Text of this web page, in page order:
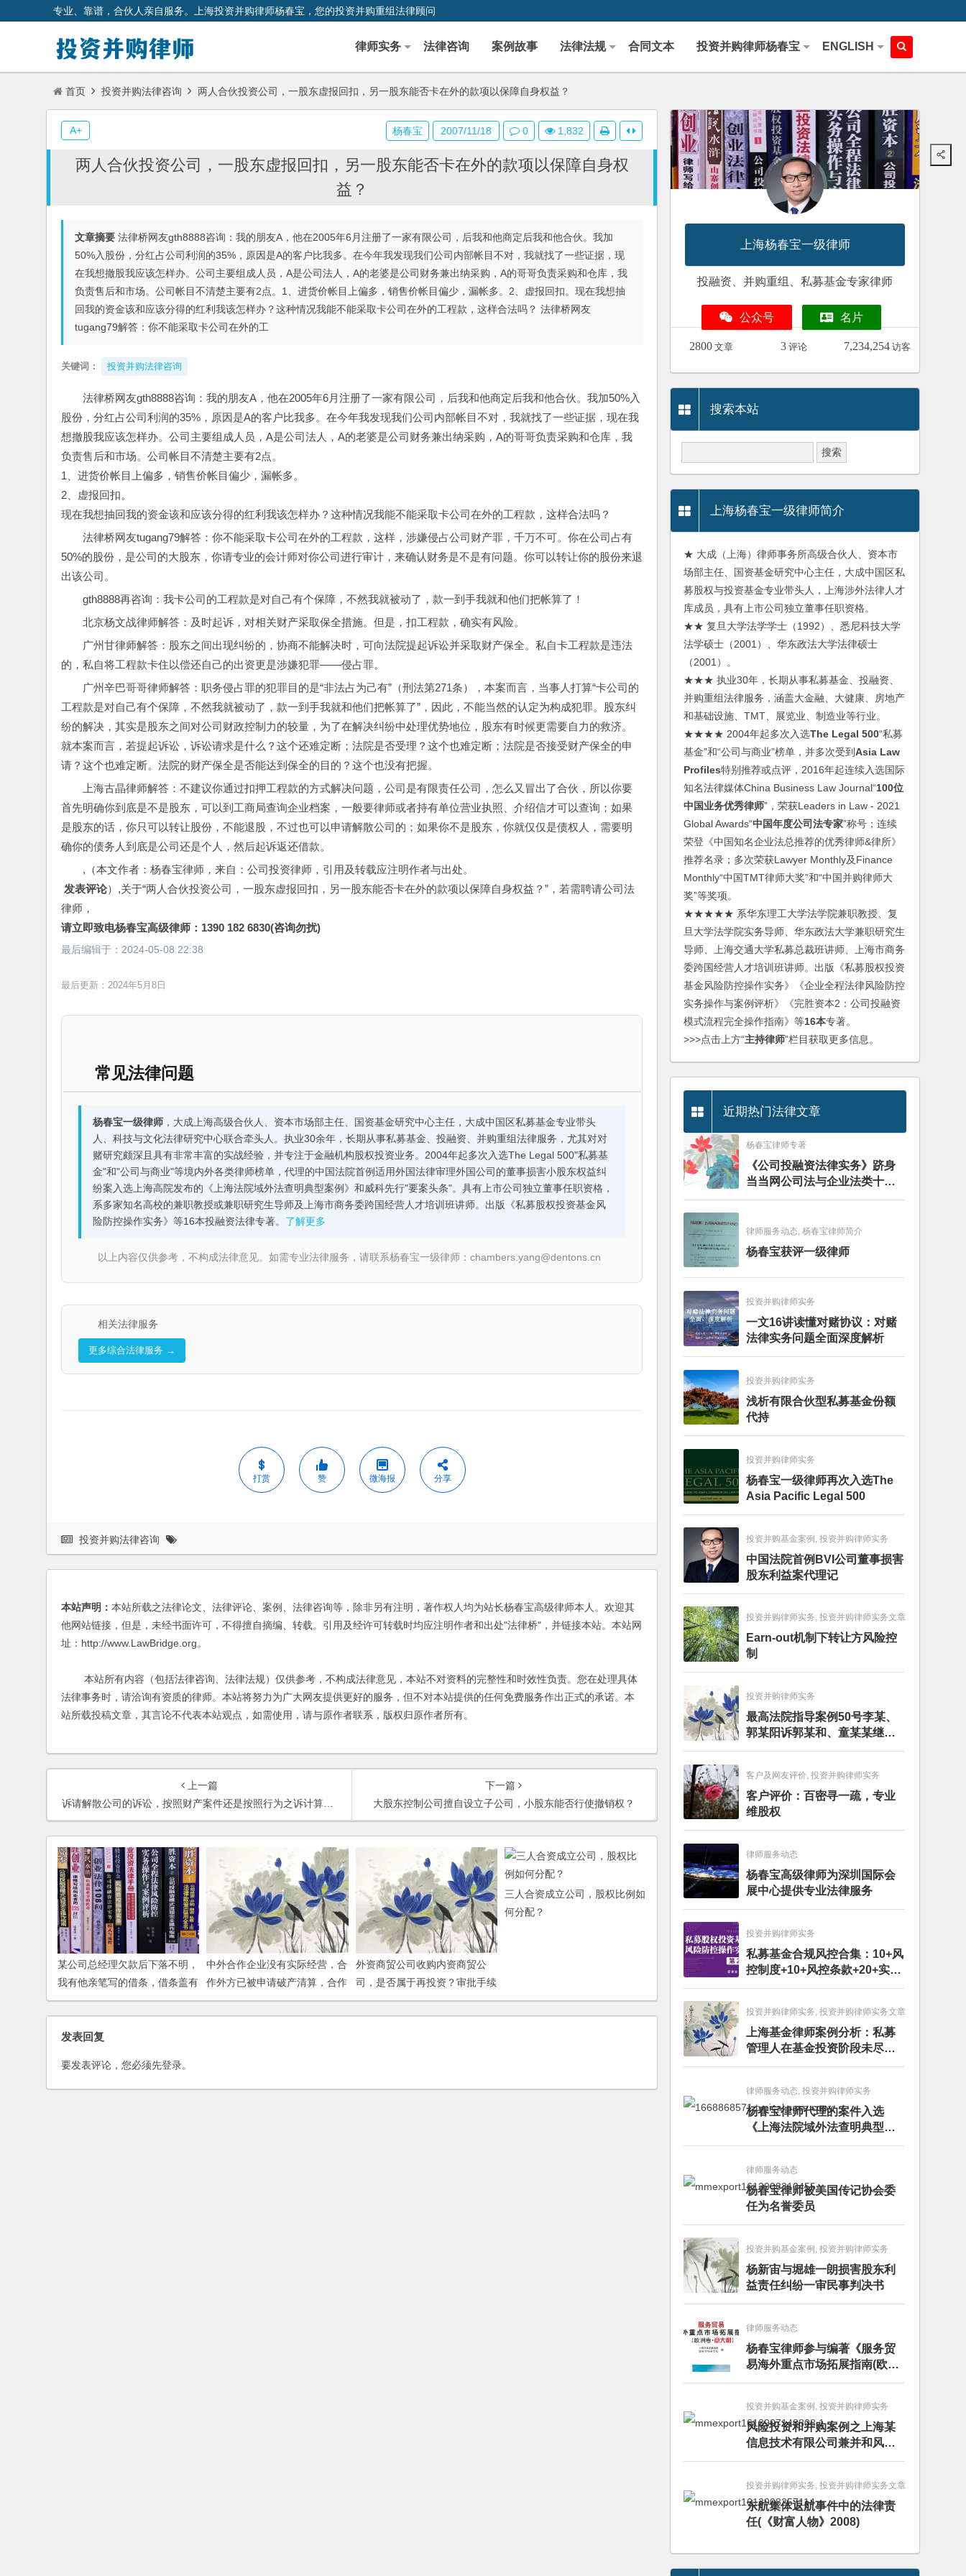
专业、靠谱，合伙人亲自服务。上海投资并购律师杨春宝，您的投资并购重组法律顾问
律师实务 法律咨询 案例故事 法律法规 合同文本 投资并购律师杨春宝 ENGLISH
首页 投资并购法律咨询 两人合伙投资公司，一股东虚报回扣，另一股东能否卡在外的款项以保障自身权益？
两人合伙投资公司，一股东虚报回扣，另一股东能否卡在外的款项以保障自身权
益？
文章摘要 法律桥网友gth8888咨询：我的朋友A，他在2005年6月注册了一家有限公司，后我和他商定后我和他合伙。我加
50%入股份，分红占公司利润的35%，原因是A的客户比我多。在今年我发现我们公司内部帐目不对，我就找了一些证据，现
在我想撤股我应该怎样办。公司主要组成人员，A是公司法人，A的老婆是公司财务兼出纳采购，A的哥哥负责采购和仓库，我
负责售后和市场。公司帐目不清楚主要有2点。1、进货价帐目上偏多，销售价帐目偏少，漏帐多。2、虚报回扣。现在我想抽
回我的资金该和应该分得的红利我该怎样办？这种情况我能不能采取卡公司在外的工程款，这样合法吗？ 法律桥网友
tugang79解答：你不能采取卡公司在外的工
关键词： 投资并购法律咨询
法律桥网友gth8888咨询：我的朋友A，他在2005年6月注册了一家有限公司，后我和他商定后我和他合伙。我加50%入
股份，分红占公司利润的35%，原因是A的客户比我多。在今年我发现我们公司内部帐目不对，我就找了一些证据，现在我
想撤股我应该怎样办。公司主要组成人员，A是公司法人，A的老婆是公司财务兼出纳采购，A的哥哥负责采购和仓库，我
负责售后和市场。公司帐目不清楚主要有2点。
1、进货价帐目上偏多，销售价帐目偏少，漏帐多。
2、虚报回扣。
现在我想抽回我的资金该和应该分得的红利我该怎样办？这种情况我能不能采取卡公司在外的工程款，这样合法吗？
法律桥网友tugang79解答：你不能采取卡公司在外的工程款，这样，涉嫌侵占公司财产罪，千万不可。你在公司占有
50%的股份，是公司的大股东，你请专业的会计师对你公司进行审计，来确认财务是不是有问题。你可以转让你的股份来退
出该公司。
gth8888再咨询：我卡公司的工程款是对自己有个保障，不然我就被动了，款一到手我就和他们把帐算了！
北京杨文战律师解答：及时起诉，对相关财产采取保全措施。但是，扣工程款，确实有风险。
广州甘律师解答：股东之间出现纠纷的，协商不能解决时，可向法院提起诉讼并采取财产保全。私自卡工程款是违法
的，私自将工程款卡住以偿还自己的出资更是涉嫌犯罪――侵占罪。
广州辛巴哥哥律师解答：职务侵占罪的犯罪目的是“非法占为己有”（刑法第271条），本案而言，当事人打算“卡公司的
工程款是对自己有个保障，不然我就被动了，款一到手我就和他们把帐算了”，因此，不能当然的认定为构成犯罪。股东纠
纷的解决，其实是股东之间对公司财政控制力的较量，为了在解决纠纷中处理优势地位，股东有时候更需要自力的救济。
就本案而言，若提起诉讼，诉讼请求是什么？这个还难定断；法院是否受理？这个也难定断；法院是否接受财产保全的申
请？这个也难定断。法院的财产保全是否能达到保全的目的？这个也没有把握。
上海古晶律师解答：不建议你通过扣押工程款的方式解决问题，公司是有限责任公司，怎么又冒出了合伙，所以你要
首先明确你到底是不是股东，可以到工商局查询企业档案，一般要律师或者持有单位营业执照、介绍信才可以查询；如果
是股东的话，你只可以转让股份，不能退股，不过也可以申请解散公司的；如果你不是股东，你就仅仅是债权人，需要明
确你的债务人到底是公司还是个人，然后起诉返还借款。
,（本文作者：杨春宝律师，来自：公司投资律师，引用及转载应注明作者与出处。
发表评论）,关于“两人合伙投资公司，一股东虚报回扣，另一股东能否卡在外的款项以保障自身权益？”，若需聘请公司法
律师，
请立即致电杨春宝高级律师：1390 182 6830(咨询勿扰)
最后编辑于： 2024-05-08 22:38
最后更新：2024年5月8日
常见法律问题
杨春宝一级律师，大成上海高级合伙人、资本市场部主任、国资基金研究中心主任，大成中国区私募基金专业带头
人、科技与文化法律研究中心联合牵头人。执业30余年，长期从事私募基金、投融资、并购重组法律服务，尤其对对
赌研究颇深且具有非常丰富的实战经验，并专注于金融机构股权投资业务。2004年起多次入选The Legal 500"私募基
金"和"公司与商业"等境内外各类律师榜单，代理的中国法院首例适用外国法律审理外国公司的董事损害小股东权益纠
纷案入选上海高院发布的《上海法院域外法查明典型案例》和威科先行"要案头条"。具有上市公司独立董事任职资格，
系多家知名高校的兼职教授或兼职研究生导师及上海市商务委跨国经营人才培训班讲师。出版《私募股权投资基金风
险防控操作实务》等16本投融资法律专著。 了解更多
以上内容仅供参考，不构成法律意见。如需专业法律服务，请联系杨春宝一级律师：chambers.yang@dentons.cn
相关法律服务
更多综合法律服务 →
打赏 赞 微海报 分享
杨春宝 2007/11/18 0 1,832
A+
投资并购法律咨询
本站声明： 本站所载之法律论文、法律评论、案例、法律咨询等，除非另有注明，著作权人均为站长杨春宝高级律师本人。欢迎其
他网站链接，但是，未经书面许可，不得擅自摘编、转载。引用及经许可转载时均应注明作者和出处"法律桥"，并链接本站。本站网
址：http://www.LawBridge.org。
本站所有内容（包括法律咨询、法律法规）仅供参考，不构成法律意见，本站不对资料的完整性和时效性负责。您在处理具体
法律事务时，请洽询有资质的律师。本站将努力为广大网友提供更好的服务，但不对本站提供的任何免费服务作出正式的承诺。本
站所载投稿文章，其言论不代表本站观点，如需使用，请与原作者联系，版权归原作者所有。
上一篇
诉请解散公司的诉讼，按照财产案件还是按照行为之诉计算诉讼费？
下一篇
大股东控制公司擅自设立子公司，小股东能否行使撤销权？
某公司总经理欠款后下落不明，
我有他亲笔写的借条，借条盖有
公章，如何追债？
中外合作企业没有实际经营，合
作外方已被申请破产清算，合作
中方是否可以单方决定企业解散
清算？
外资商贸公司收购内资商贸公
司，是否属于再投资？审批手续
怎样办理？
三人合资成立公司，股权比例如
何分配？
发表回复
要发表评论，您必须先登录。
上海杨春宝一级律师
投融资、并购重组、私募基金专家律师
公众号 名片
2800 文章 3 评论 7,234,254 访客
搜索本站
上海杨春宝一级律师简介
★ 大成（上海）律师事务所高级合伙人、资本市
场部主任、国资基金研究中心主任，大成中国区私
募股权与投资基金专业带头人，上海涉外法律人才
库成员，具有上市公司独立董事任职资格。
★★ 复旦大学法学学士（1992）、悉尼科技大学
法学硕士（2001）、华东政法大学法律硕士
（2001）。
★★★ 执业30年，长期从事私募基金、投融资、
并购重组法律服务，涵盖大金融、大健康、房地产
和基础设施、TMT、展览业、制造业等行业。
★★★★ 2004年起多次入选The Legal 500“私募
基金”和“公司与商业”榜单，并多次受到Asia Law
Profiles特别推荐或点评，2016年起连续入选国际
知名法律媒体China Business Law Journal“100位
中国业务优秀律师”，荣获Leaders in Law - 2021
Global Awards“中国年度公司法专家”称号；连续
荣登《中国知名企业法总推荐的优秀律师&律所》
推荐名录；多次荣获Lawyer Monthly及Finance
Monthly“中国TMT律师大奖”和“中国并购律师大
奖”等奖项。
★★★★★ 系华东理工大学法学院兼职教授、复
旦大学法学院实务导师、华东政法大学兼职研究生
导师、上海交通大学私募总裁班讲师、上海市商务
委跨国经营人才培训班讲师。出版《私募股权投资
基金风险防控操作实务》《企业全程法律风险防控
实务操作与案例评析》《完胜资本2：公司投融资
模式流程完全操作指南》等16本专著。
>>>点击上方“主持律师”栏目获取更多信息。
近期热门法律文章
杨春宝律师专著
《公司投融资法律实务》跻身
当当网公司法与企业法类十大
畅销图书榜
律师服务动态, 杨春宝律师简介
杨春宝获评一级律师
投资并购律师实务
一文16讲读懂对赌协议：对赌
法律实务问题全面深度解析
投资并购律师实务
浅析有限合伙型私募基金份额
代持
投资并购律师实务
杨春宝一级律师再次入选The
Asia Pacific Legal 500
投资并购基金案例, 投资并购律师实务
中国法院首例BVI公司董事损害
股东利益案代理记
投资并购律师实务, 投资并购律师实务文章
Earn-out机制下转让方风险控
制
投资并购律师实务
最高法院指导案例50号李某、
郭某阳诉郭某和、童某某继承
纠纷案
客户及网友评价, 投资并购律师实务
客户评价：百密寻一疏，专业
维股权
律师服务动态
杨春宝高级律师为深圳国际会
展中心提供专业法律服务
投资并购律师实务
私募基金合规风控合集：10+风
控制度+10+风控条款+20+实务
文章+每月动态
投资并购律师实务, 投资并购律师实务文章
上海基金律师案例分析：私募
管理人在基金投资阶段未尽勤
勉义务的赔偿责任
律师服务动态, 投资并购律师实务
杨春宝律师代理的案件入选
《上海法院域外法查明典型案
例》
律师服务动态
杨春宝律师被美国传记协会委
任为名誉委员
投资并购基金案例, 投资并购律师实务
杨新宙与堀雄一朗损害股东利
益责任纠纷一审民事判决书
律师服务动态
杨春宝律师参与编著《服务贸
易海外重点市场拓展指南(欧洲
卷·意大利)》
投资并购基金案例, 投资并购律师实务
风险投资和并购案例之上海某
信息技术有限公司兼并和风险
投资服务
投资并购律师实务, 投资并购律师实务文章
东航集体返航事件中的法律责
任(《财富人物》2008)